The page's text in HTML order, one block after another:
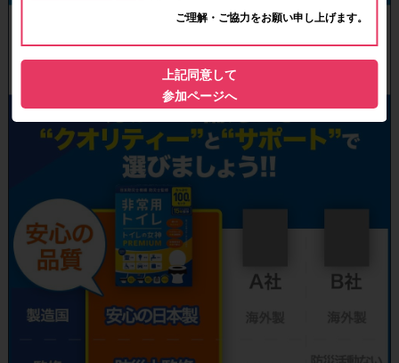
ご理解・ご協力をお願い申し上げます。
上記同意して
参加ページへ